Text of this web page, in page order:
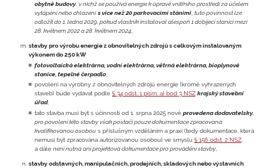
obytné budovy, v nichž se používá energie k úpravě vnitřního prostředí za účelem
vytápění nebo chlazení s více než 20 parkovacími stáními tuto povinnost lze
odložit do 1. ledna 2029, pokud vlastník instaloval alespoň 1 dobíjecí stanici mezi
28. květnem 2022 a 28. květnem 2024
stavby pro výrobu energie z obnovitelných zdrojů s celkovým instalovaným
výkonem do 250 kW
fotovoltaická elektrárna, vodní elektrárna, větrná elektrárna, bioplynové
stanice, tepelné čerpadlo
povolení na výrobny z obnovitelných zdrojů energie (kromě vyhrazených
staveb) bude vydávat podle § 34 odst. 1 písm. a) bod 3 NSZ krajský stavební
úřad,
tato stavba musí být s účinností od 1. srpna 2025 nově provedena dodavatelsky,
pro povolení této stavby však postačí pouze dokumentace zpracovaná
kvalifikovanou osobou s příslušným vzděláním a praxí (tedy dokumentace, která
nemusí být zpracována autorizovanou osobou) ve smyslu § 156 odst. 2 NSZ
a dále není nutná ani projektová dokumentace pro provádění stavby
stavby odstavných, manipulačních, prodejních, skladových nebo výstavních